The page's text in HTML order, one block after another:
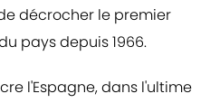
décrocher le premier
pays depuis 1966.
l'Espagne, dans l'ultime